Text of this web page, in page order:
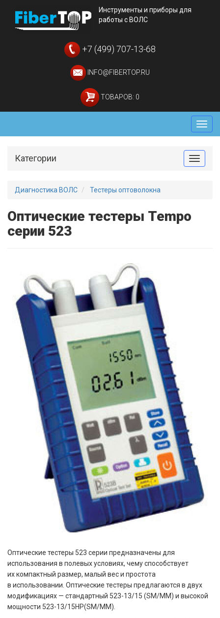
Инструменты и приборы для
работы с ВОЛС
+7 (499) 707-13-68
INFO@FIBERTOP.RU
ТОВАРОВ: 0
Меню
Toggle
Категории
Диагностика ВОЛС Тестеры оптоволокна
Оптические тестеры Tempo
серии 523
Оптические тестеры 523 серии предназначены для
использования в полевых условиях, чему способствует
их компактный размер, малый вес и простота
в использовании. Оптические тестеры предлагаются в двух
модификациях — стандартный 523-13/15 (SM/MM) и высокой
мощности 523-13/15HP(SM/MM).